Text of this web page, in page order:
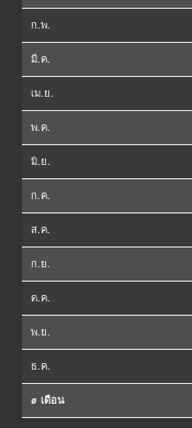
ก.พ.
มี.ค.
เม.ย.
พ.ค.
มิ.ย.
ก.ค.
ส.ค.
ก.ย.
ต.ค.
พ.ย.
ธ.ค.
⌀ เดือน